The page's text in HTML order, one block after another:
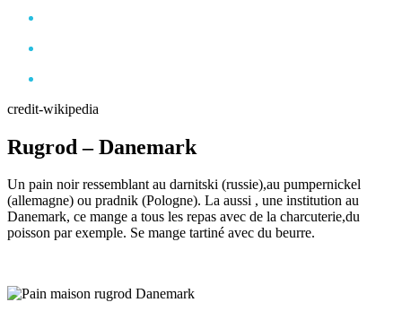
credit-wikipedia
Rugrod – Danemark
Un pain noir ressemblant au darnitski (russie),au pumpernickel
(allemagne) ou pradnik (Pologne). La aussi , une institution au
Danemark, ce mange a tous les repas avec de la charcuterie,du
poisson par exemple. Se mange tartiné avec du beurre.